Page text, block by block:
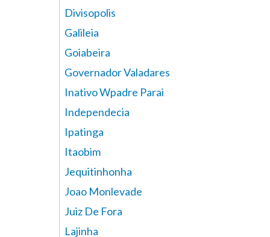
Divisopolis
Galileia
Goiabeira
Governador Valadares
Inativo Wpadre Parai
Independecia
Ipatinga
Itaobim
Jequitinhonha
Joao Monlevade
Juiz De Fora
Lajinha